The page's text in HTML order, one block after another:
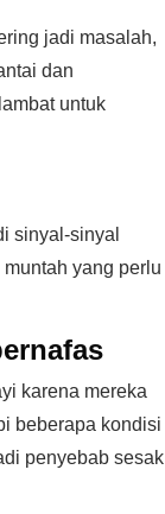
jadi masalah,
dan
untuk
sinyal-sinyal
yang perlu
karena mereka
beberapa kondisi
penyebab sesak